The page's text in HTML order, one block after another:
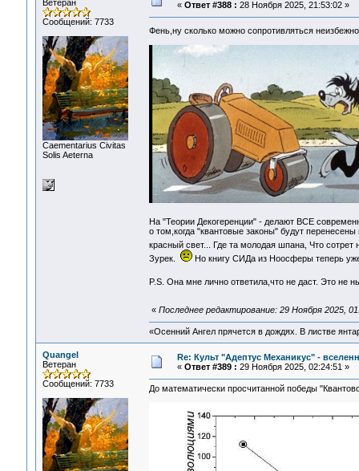
Ветеран
Сообщений: 7733
Сaementarius Civitas
Solis Aeterna
« Ответ #388 : 28 Ноября 2025, 21:53:02 »
Фень,ну сколько можно сопротивляться
На "Теории Декогеренции" - делают ВСЕ
о том,когда "квантовые законы" будут
красный свет... Где та молодая шпана, Что
Зурек.
Но книгу СИДа из Ноосферы теперь
P.S. Она мне лично ответила,что не даст. Это
« Последнее редактирование: 29 Ноября 2025,
«Осенний Ангел прячется в дождях. В листве
Quangel
Ветеран
Сообщений: 7733
Re: Культ "Адептус Механикус" -
« Ответ #389 : 29 Ноября 2025, 02:24:51 »
До математически просчитанной победы